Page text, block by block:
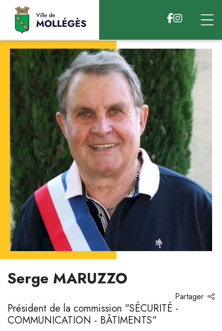
Accéder au contenu
Serge MARUZZO
Partager
Président de la commission "SÉCURITÉ -
COMMUNICATION - BÂTIMENTS"